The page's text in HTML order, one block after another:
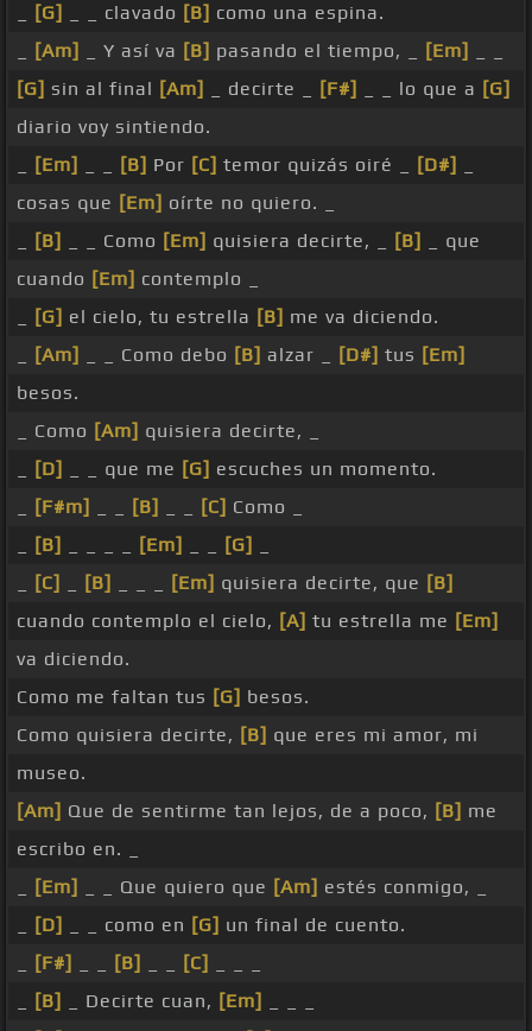
[G] _ _ clavado [B] como una espina.
[Am] _ Y así va [B] pasando el tiempo, _ [Em]
[G] sin al final [Am] _ decirte _ [F#] _ _ lo que a [G]
diario voy sintiendo.
[Em] [B] Por [C] temor quizás oiré _ [D#]
cosas que [Em] oírte no quiero. _
[B] _ _ Como [Em] quisiera decirte, _ [B]
_ que
cuando [Em] contemplo _
[G] el cielo, tu estrella [B] me va diciendo.
[Am] _ _ Como debo [B] alzar _ [D#] tus [Em]
besos.
_ Como [Am] quisiera decirte, _
[D] _ _ que me [G] escuches un momento.
[F#m] [B] [C] Como _
[B] [Em] [G]
[C] [B] [Em] quisiera decirte, que [B]
cuando contemplo el cielo, [A] tu estrella me [Em]
va diciendo.
Como me faltan tus [G] besos.
Como quisiera decirte, [B] que eres mi amor, mi
museo.
[Am] Que de sentirme tan lejos, de a poco, [B] me
escribo en. _
[Em] _ _ Que quiero que [Am] estés conmigo, _
[D] _ _ como en [G] un final de cuento.
[F#] [B] [C]
[B] _ Decirte cuan, [Em]